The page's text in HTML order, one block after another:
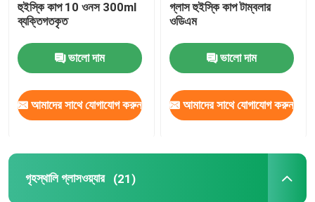
হুইস্কি কাপ 10 ওনস 300ml
ব্যক্তিগতকৃত
ভালো দাম
আমাদের সাথে যোগাযোগ করুন
গ্লাস হুইস্কি কাপ টাম্বলার
ওডিএম
ভালো দাম
আমাদের সাথে যোগাযোগ করুন
গৃহস্থালি গ্লাসওয়্যার (21)